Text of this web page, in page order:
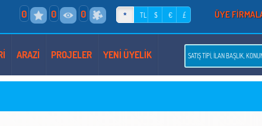
0 0 0 * TL $ € £ ÜYE
ARAZİ PROJELER YENİ ÜYELİK